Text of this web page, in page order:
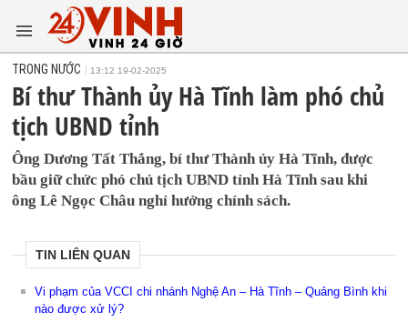
TRONG NƯỚC 13:12 19-02-2025
Bí thư Thành ủy Hà Tĩnh làm phó chủ
tịch UBND tỉnh
Ông Dương Tất Thắng, bí thư Thành ủy Hà Tĩnh, được
bầu giữ chức phó chủ tịch UBND tỉnh Hà Tĩnh sau khi
ông Lê Ngọc Châu nghỉ hưởng chính sách.
TIN LIÊN QUAN
Vi phạm của VCCI chi nhánh Nghệ An – Hà Tĩnh – Quảng Bình khi
nào được xử lý?